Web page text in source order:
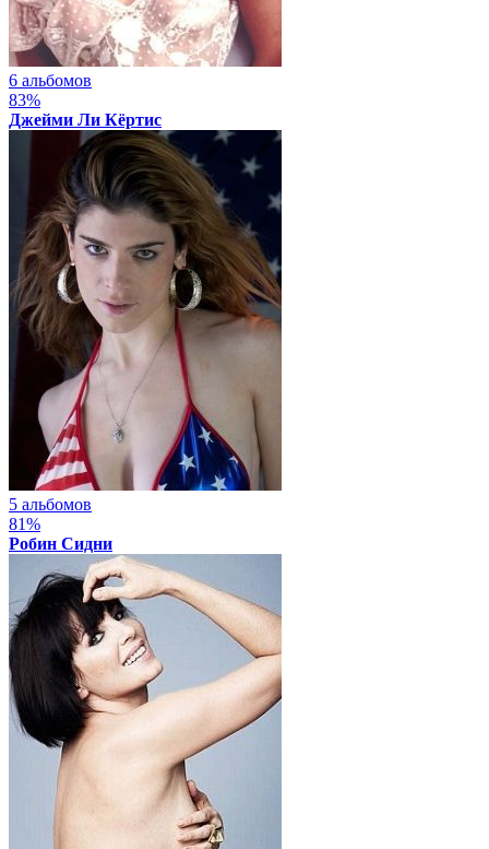
6 альбомов
83%
Джейми Ли Кёртис
5 альбомов
81%
Робин Сидни